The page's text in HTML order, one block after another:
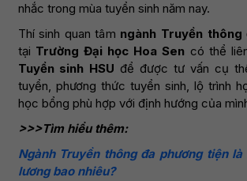
nhắc trong mùa tuyển sinh năm nay.
Thí sinh quan tâm ngành Truyền thông
tại Trường Đại học Hoa Sen có thể
Tuyển sinh HSU để được tư vấn cụ
tuyển, phương thức tuyển sinh, lộ trình
học bổng phù hợp với định hướng của
>>>Tìm hiểu thêm:
Ngành Truyền thông đa phương tiện
lương bao nhiêu?